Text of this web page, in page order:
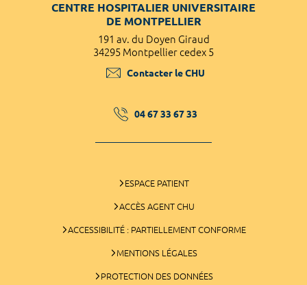
CENTRE HOSPITALIER UNIVERSITAIRE
DE MONTPELLIER
191 av. du Doyen Giraud
34295 Montpellier cedex 5
Contacter le CHU
04 67 33 67 33
ESPACE PATIENT
ACCÈS AGENT CHU
ACCESSIBILITÉ : PARTIELLEMENT CONFORME
MENTIONS LÉGALES
PROTECTION DES DONNÉES